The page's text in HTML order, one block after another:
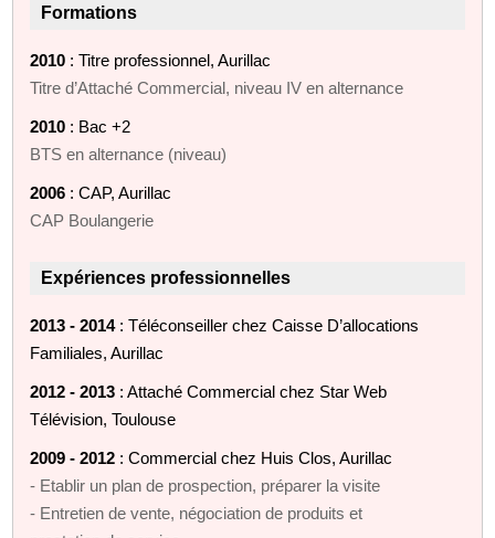
Formations
2010 : Titre professionnel, Aurillac
Titre d’Attaché Commercial, niveau IV en alternance
2010 : Bac +2
BTS en alternance (niveau)
2006 : CAP, Aurillac
CAP Boulangerie
Expériences professionnelles
2013 - 2014: Téléconseiller chez Caisse D’allocations
Familiales, Aurillac
2012 - 2013 : Attaché Commercial chez Star Web
Télévision, Toulouse
2009 - 2012 : Commercial chez Huis Clos, Aurillac
- Etablir un plan de prospection, préparer la visite
- Entretien de vente, négociation de produits et